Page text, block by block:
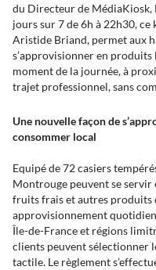
du Directeur de
jours sur 7 de 6h à 22h30, ce
Aristide Briand, permet aux
s’approvisionner en
moment de la journée, à
trajet professionnel, sans
Une nouvelle façon de
consommer local
Equipé de 72 casiers
Montrouge peuvent se servir
fruits frais et autres produits
approvisionnement
Île-de-France et régions
clients peuvent sélectionner
tactile. Le règlement